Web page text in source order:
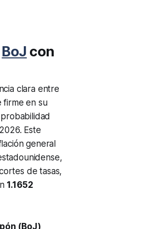
BoJ con
clara entre
firme en su
Este
general
de tasas,
1.1652
(BoJ)